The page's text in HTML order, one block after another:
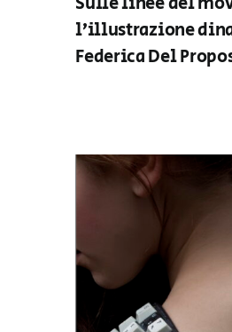
l’illustrazione
Federica Del